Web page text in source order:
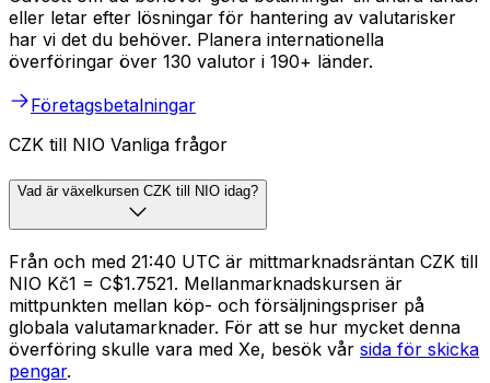
eller letar efter lösningar för hantering av valutarisker
har vi det du behöver. Planera internationella
överföringar över 130 valutor i 190+ länder.
Företagsbetalningar
CZK till NIO Vanliga frågor
Vad är växelkursen CZK till NIO idag?
Från och med 21:40 UTC är mittmarknadsräntan CZK till
NIO Kč1 = C$1.7521. Mellanmarknadskursen är
mittpunkten mellan köp- och försäljningspriser på
globala valutamarknader. För att se hur mycket denna
överföring skulle vara med Xe, besök vår sida för skicka
pengar.